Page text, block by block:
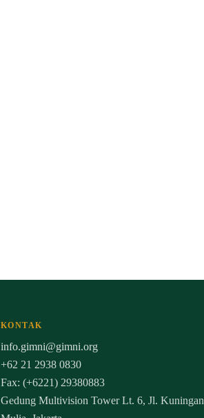
KONTAK
info.gimni@gimni.org
+62 21 2938 0830
Fax: (+6221) 29380883
Gedung Multivision Tower Lt. 6, Jl. Kuningan